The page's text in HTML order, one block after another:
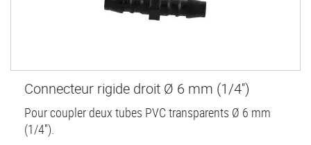
Connecteur rigide droit Ø 6 mm (1/4'')
Pour coupler deux tubes PVC transparents Ø 6 mm
(1/4'').